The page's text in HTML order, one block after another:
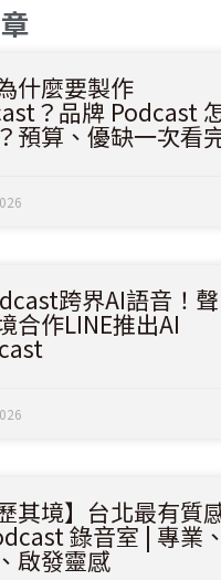
什麼要製作
？品牌 Podcast
預算、優缺一次看
跨界AI語音！聲
合作LINE推出AI
歷其境】台北最有質
錄音室 | 專業、
啟發靈感